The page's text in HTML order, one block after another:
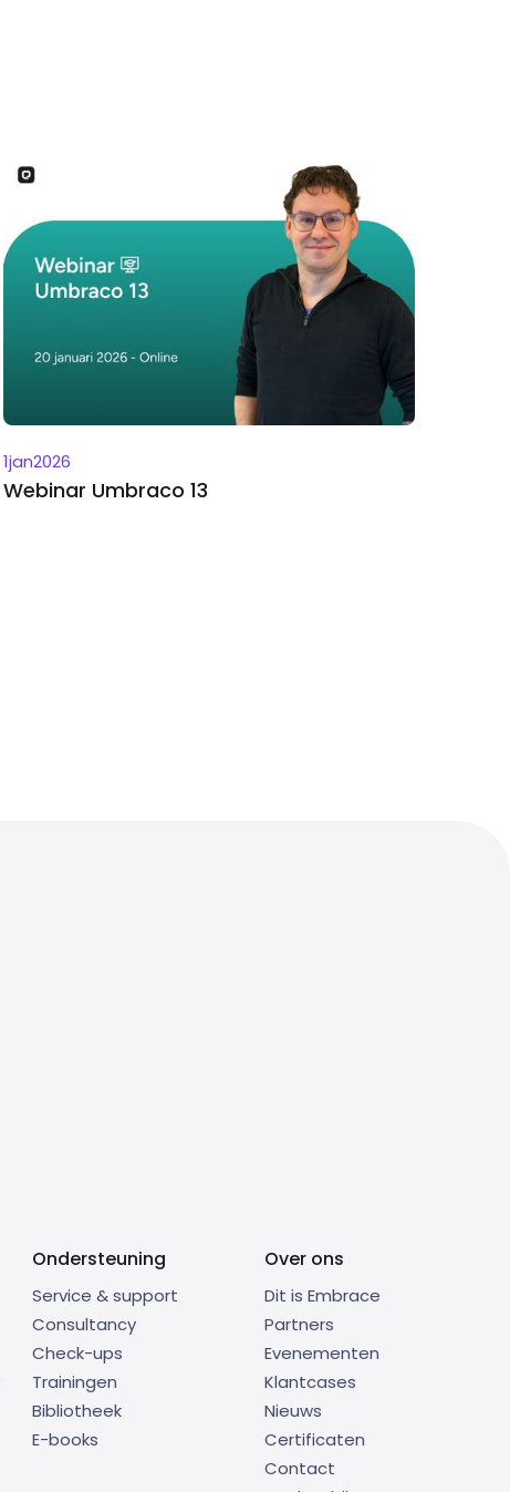
1jan2026
Webinar Umbraco 13
Ondersteuning
Service & support
Consultancy
Check-ups
Trainingen
Bibliotheek
E-books
Over ons
Dit is Embrace
Partners
Evenementen
Klantcases
Nieuws
Certificaten
Contact